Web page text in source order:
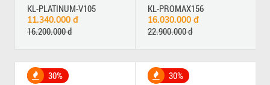
KL-PLATINUM-V105
11.340.000 đ
16.200.000 đ
KL-PROMAX156
16.030.000 đ
22.900.000 đ
30% 30%